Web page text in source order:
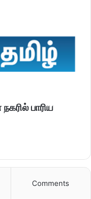
பாரிய
Comments